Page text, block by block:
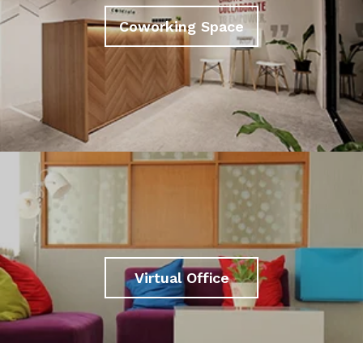
Coworking Space
Virtual Office